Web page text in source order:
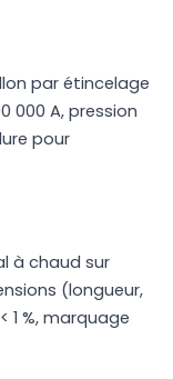
par étincelage
000 A, pression
pour
à chaud sur
(longueur,
%, marquage